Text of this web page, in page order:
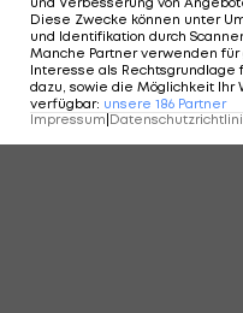
Diese Zwecke können unter
und Identifikation durch
Manche Partner verwenden
Interesse als
dazu, sowie die Möglichkeit Ihr
verfügbar: unsere 186 Partner
Impressum